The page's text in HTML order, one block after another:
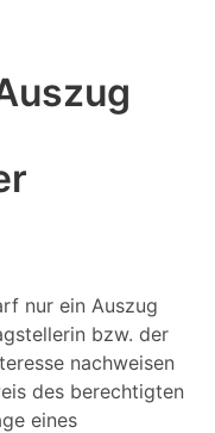
nur ein Auszug
bzw. der
nachweisen
des berechtigten
eines